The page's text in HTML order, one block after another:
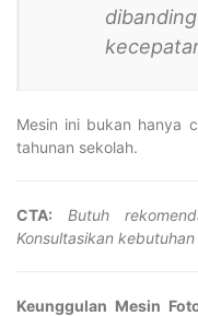
Mesin ini bukan hanya
tahunan sekolah.
CTA:
Butuh
Konsultasikan
Keunggulan Mesin